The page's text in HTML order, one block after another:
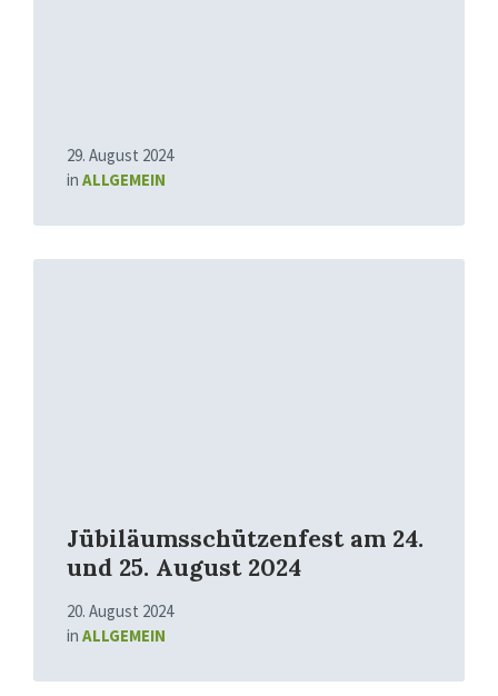
29. August 2024
in ALLGEMEIN
Jübiläumsschützenfest am 24.
und 25. August 2024
20. August 2024
in ALLGEMEIN
Mehr